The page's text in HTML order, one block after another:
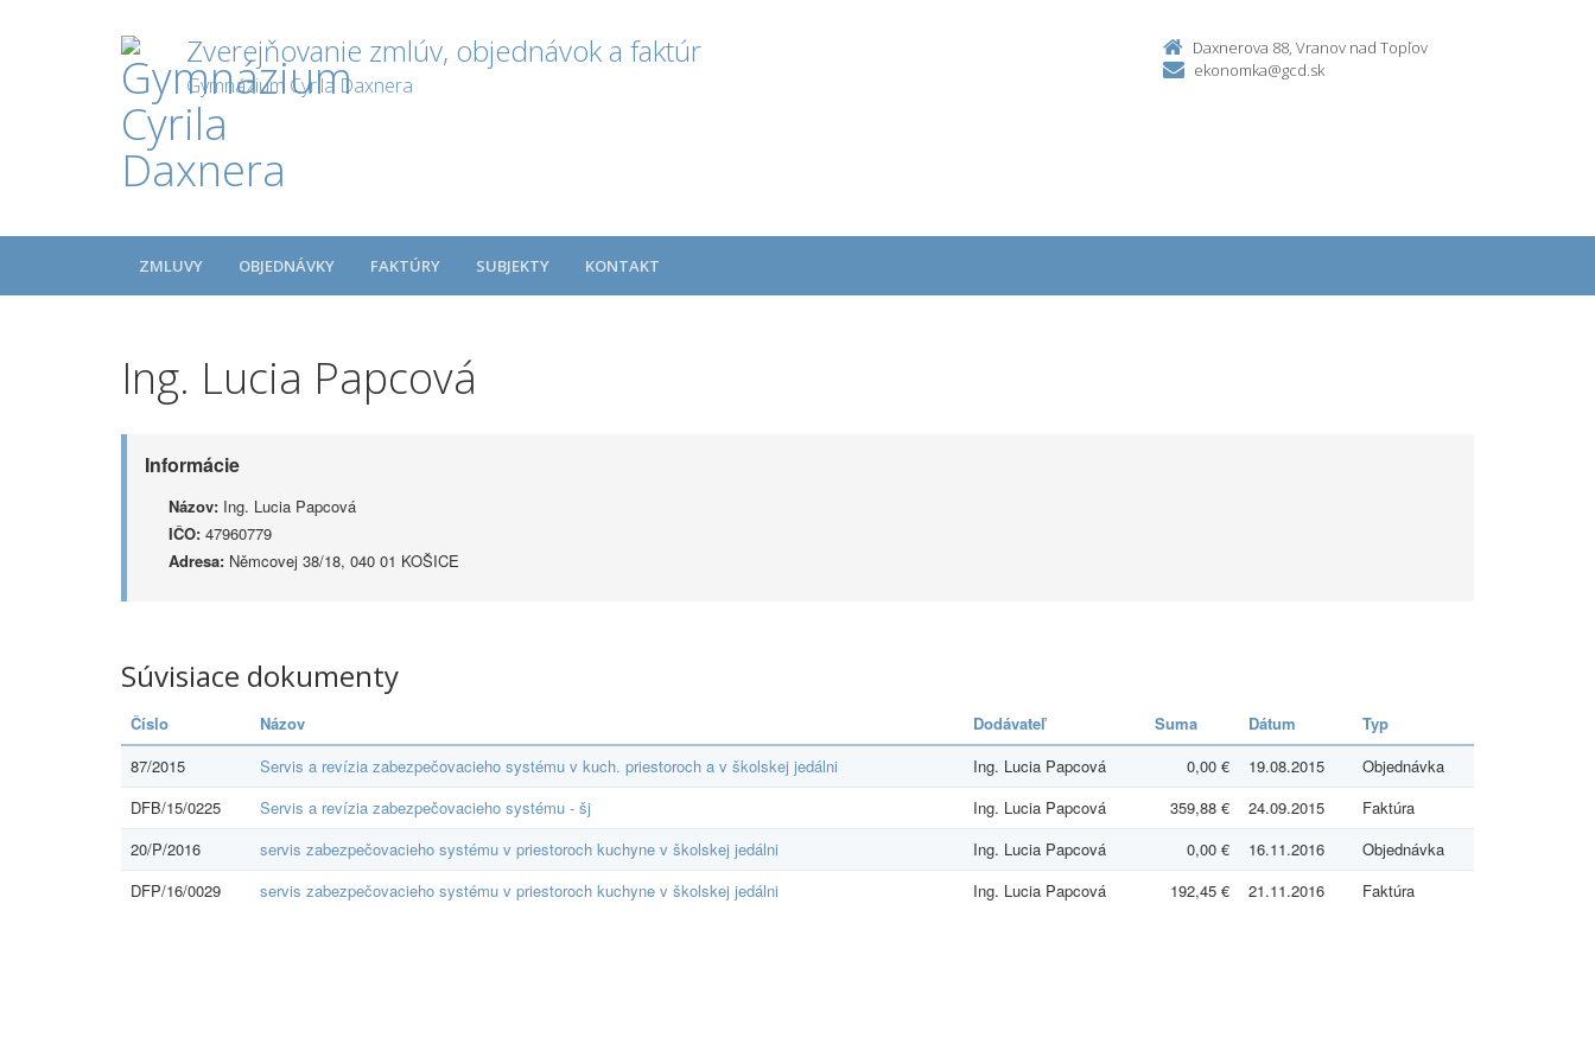
Zverejňovanie zmlúv, objednávok a faktúr
Gymnázium Cyrila Daxnera
Daxnerova 88, Vranov nad Topľov
ekonomka@gcd.sk
ZMLUVY OBJEDNÁVKY FAKTÚRY SUBJEKTY KONTAKT
Ing. Lucia Papcová
Informácie
Názov: Ing. Lucia Papcová
IČO: 47960779
Adresa: Němcovej 38/18, 040 01 KOŠICE
Súvisiace dokumenty
Číslo Názov Dodávateľ Suma Dátum
Typ
87/2015
Servis a revízia zabezpečovacieho systému v kuch. priestoroch a v školskej jedálni Ing. Lucia Papcová 0,00 € 19.08.2015
Objednávka
DFB/15/0225
Servis a revízia zabezpečovacieho systému - šj Ing. Lucia Papcová 359,88 € 24.09.2015
Faktúra
20/P/2016
servis zabezpečovacieho systému v priestoroch kuchyne v školskej jedálni Ing. Lucia Papcová 0,00 € 16.11.2016
Objednávka
DFP/16/0029
servis zabezpečovacieho systému v priestoroch kuchyne v školskej jedálni Ing. Lucia Papcová 192,45 € 21.11.2016 Faktúra